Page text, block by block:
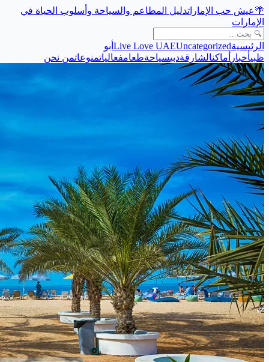
🌴عيش حب الإماراتدليل المطاعم والسياحة وأسلوب الحياة في
الإمارات
الرئيسية Live Love UAEUncategorized
أبو
ظبيأخبار أماكنالشارقةدبيسياحةطعامفعالياتمنوعاتمن نحن